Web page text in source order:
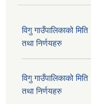
विगु गाउँपालिकाको
तथा निर्णयहरु
विगु गाउँपालिकाको
तथा निर्णयहरु